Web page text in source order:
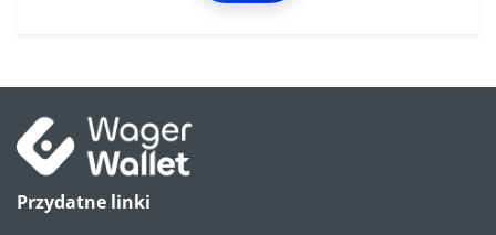
Przydatne linki